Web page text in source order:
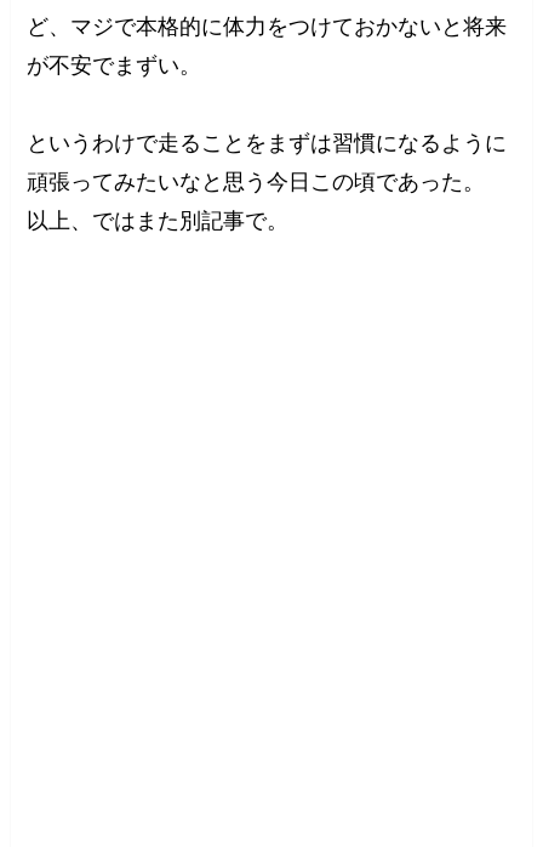
ど、マジで本格的に体力をつけておかないと将来
が不安でまずい。
というわけで走ることをまずは習慣になるように
頑張ってみたいなと思う今日この頃であった。
以上、ではまた別記事で。